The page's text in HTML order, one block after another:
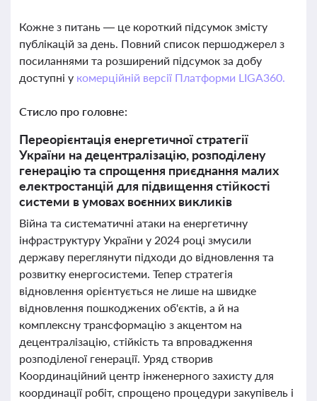
Кожне з питань — це короткий підсумок змісту
публікацій за день. Повний список першоджерел з
посиланнями та розширений підсумок за добу
доступні у комерційній версії Платформи LIGA360.
Стисло про головне:
Переорієнтація енергетичної стратегії
України на децентралізацію, розподілену
генерацію та спрощення приєднання малих
електростанцій для підвищення стійкості
системи в умовах воєнних викликів
Війна та систематичні атаки на енергетичну
інфраструктуру України у 2024 році змусили
державу переглянути підходи до відновлення та
розвитку енергосистеми. Тепер стратегія
відновлення орієнтується не лише на швидке
відновлення пошкоджених об'єктів, а й на
комплексну трансформацію з акцентом на
децентралізацію, стійкість та впровадження
розподіленої генерації. Уряд створив
Координаційний центр інженерного захисту для
координації робіт, спрощено процедури закупівель і